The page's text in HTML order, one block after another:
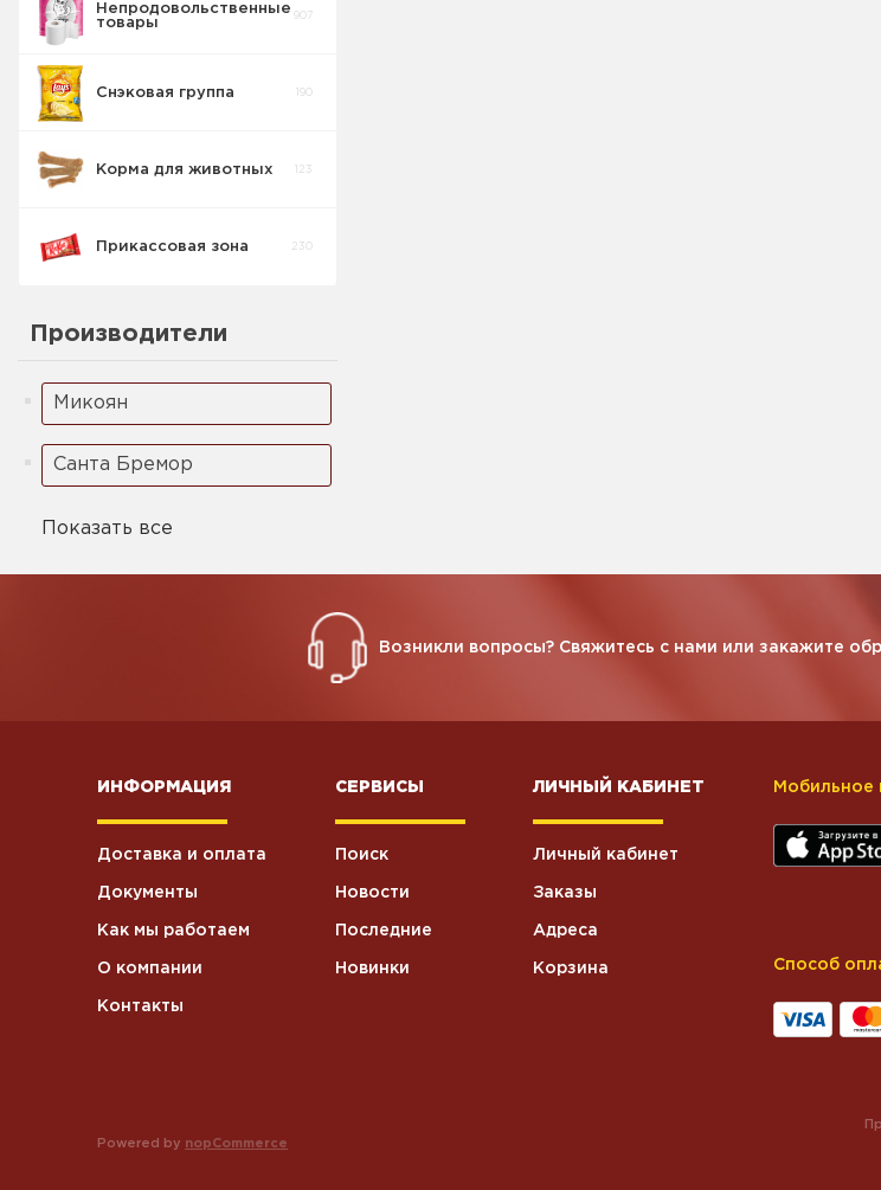
Сушка
Кукурузные
Непродовольственные
товары
907
Снэковая группа 190
Корма для животных 123
Прикассовая зона 230
Производители
Микоян
Санта Бремор
Показать все
Возникли вопросы? Свяжитесь с нами или закажите
ИНФОРМАЦИЯ
Доставка и оплата
Документы
Как мы работаем
О компании
Контакты
СЕРВИСЫ
Поиск
Новости
Последние
Новинки
ЛИЧНЫЙ КАБИНЕТ
Личный кабинет
Заказы
Адреса
Корзина
Мобильное
Способ
Powered by nopCommerce